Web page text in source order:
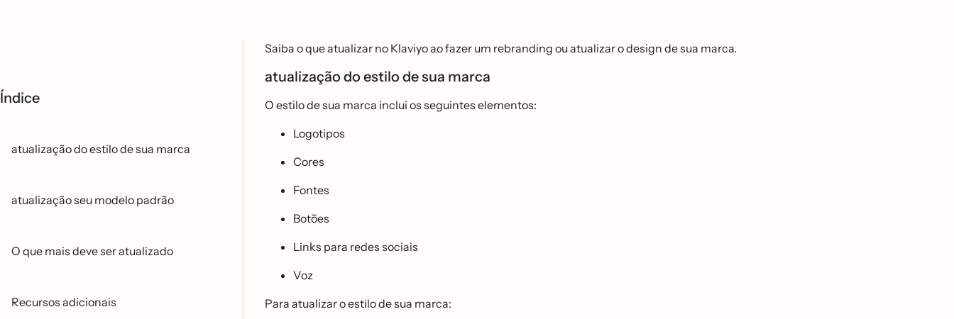
Índice
atualização do estilo de sua marca
atualização seu modelo padrão
O que mais deve ser atualizado
Recursos adicionais
Saiba o que atualizar no Klaviyo ao fazer um rebranding ou atualizar o design de sua marca.
atualização do estilo de sua marca
O estilo de sua marca inclui os seguintes elementos:
Logotipos
Cores
Fontes
Botões
Links para redes sociais
Voz
Para atualizar o estilo de sua marca: